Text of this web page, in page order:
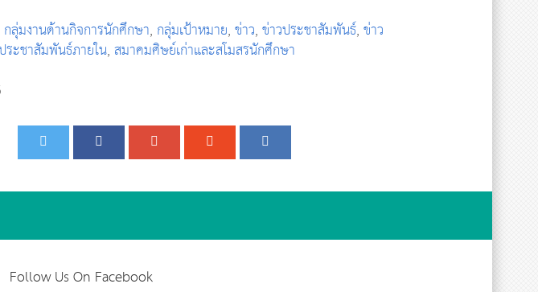
กลุ่มงานด้านกิจการนักศึกษา, กลุ่มเป้าหมาย,ข่าว,ข่าวประชาสัมพันธ์,ข่าว
ระชาสัมพันธ์ภายใน,สมาคมศิษย์เก่าและสโมสรนักศึกษา
Follow Us On Facebook